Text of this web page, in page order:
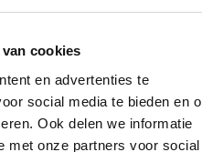
cookies
en advertenties te
social media te bieden en
Ook delen we informatie
met onze partners voor social
geopend in Lommel